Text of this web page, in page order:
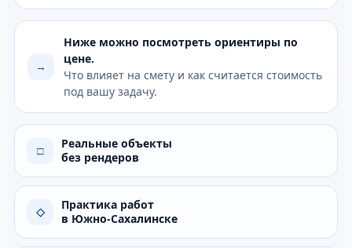
→
Ниже можно посмотреть ориентиры по
цене.
Что влияет на смету и как считается стоимость
под вашу задачу.
□
Реальные объекты
без рендеров
◇
Практика работ
в Южно-Сахалинске